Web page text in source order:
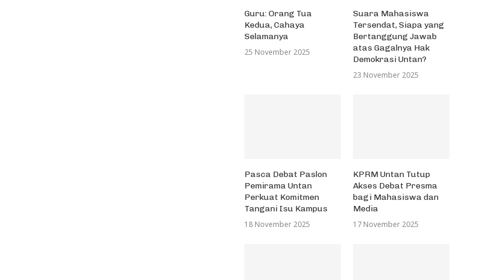
Guru: Orang Tua
Kedua, Cahaya
Selamanya
25 November 2025
Suara Mahasiswa
Tersendat, Siapa yang
Bertanggung Jawab
atas Gagalnya Hak
Demokrasi Untan?
23 November 2025
Pasca Debat Paslon
Pemirama Untan
Perkuat Komitmen
Tangani Isu Kampus
18 November 2025
KPRM Untan Tutup
Akses Debat Presma
bagi Mahasiswa dan
Media
17 November 2025